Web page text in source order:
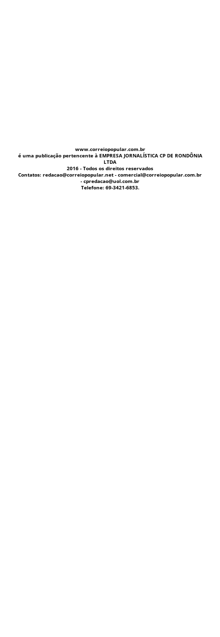
www.correiopopular.com.br
é uma publicação pertencente à EMPRESA JORNALÍSTICA CP DE RONDÔNIA
LTDA
2016 - Todos os direitos reservados
Contatos: redacao@correiopopular.net - comercial@correiopopular.com.br
- cpredacao@uol.com.br
Telefone: 69-3421-6853.